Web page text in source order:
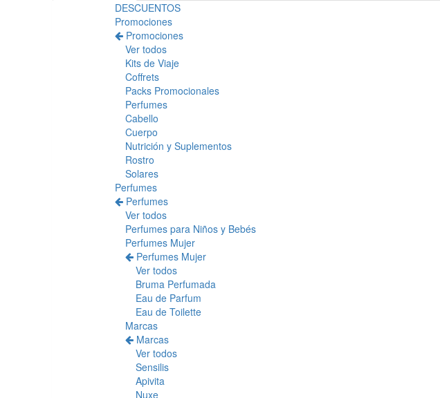
DESCUENTOS
Promociones
Promociones
Ver todos
Kits de Viaje
Coffrets
Packs Promocionales
Perfumes
Cabello
Cuerpo
Nutrición y Suplementos
Rostro
Solares
Perfumes
Perfumes
Ver todos
Perfumes para Niños y Bebés
Perfumes Mujer
Perfumes Mujer
Ver todos
Bruma Perfumada
Eau de Parfum
Eau de Toilette
Marcas
Marcas
Ver todos
Sensilis
Apivita
Nuxe